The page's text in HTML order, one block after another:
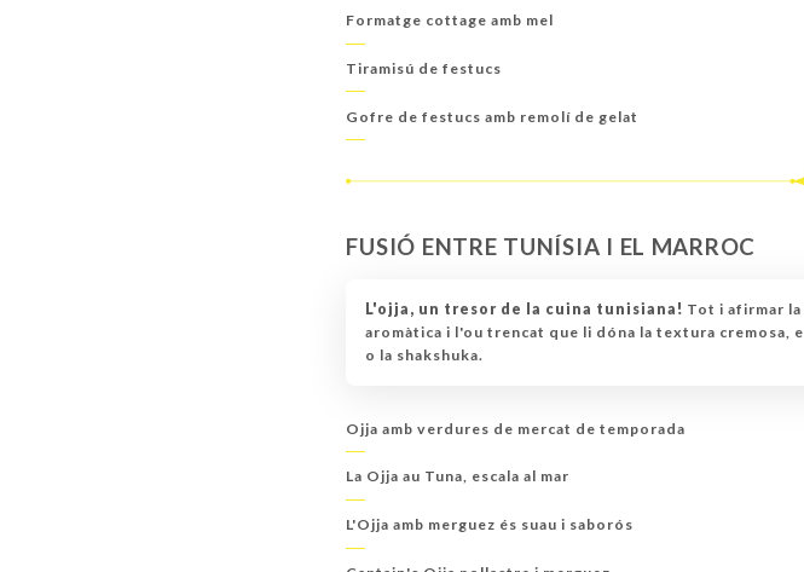
Formatge cottage amb mel
Tiramisú de festucs
Gofre de festucs amb remolí de gelat
FUSIÓ ENTRE TUNÍSIA I EL MARROC
L'ojja, un tresor de la cuina tunisiana! Tot i afirmar
aromàtica i l'ou trencat que li dóna la textura cremosa,
o la shakshuka.
Ojja amb verdures de mercat de temporada
La Ojja au Tuna, escala al mar
L'Ojja amb merguez és suau i saborós